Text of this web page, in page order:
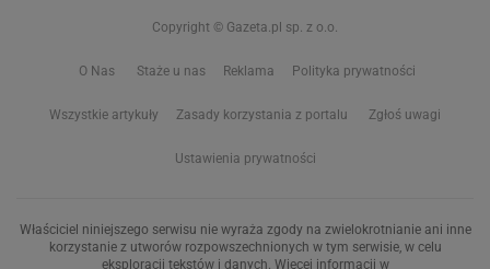
Copyright © Gazeta.pl sp. z o.o.
O Nas Staże u nas Reklama Polityka prywatności
Wszystkie artykuły Zasady korzystania z portalu Zgłoś uwagi
Ustawienia prywatności
Właściciel niniejszego serwisu nie wyraża zgody na zwielokrotnianie ani inne
korzystanie z utworów rozpowszechnionych w tym serwisie, w celu
eksploracji tekstów i danych. Więcej informacji w